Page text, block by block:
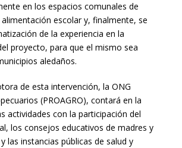
en los espacios comunales de
escolar y, finalmente, se
de la experiencia en la
proyecto, para que el mismo sea
aledaños.
de esta intervención, la ONG
(PROAGRO), contará en la
actividades con la participación del
los consejos educativos de madres y
las instancias públicas de salud y